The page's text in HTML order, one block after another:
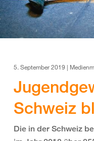
5. September 2019 |
Schweiz
Die in der Schweiz